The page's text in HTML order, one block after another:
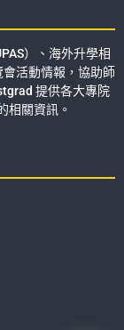
）、海外升學相
活動情報，協助師
提供各大專院
相關資訊。